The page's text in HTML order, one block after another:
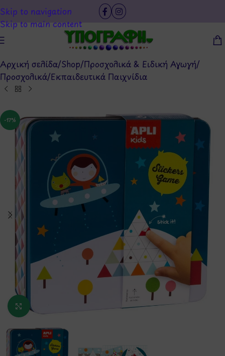
Skip to navigation
Skip to main content
Αρχική σελίδα/Shop/Προσχολικά & Ειδική Αγωγή/
Προσχολικά/Εκπαιδευτικά Παιχνίδια
-17%
Κάντε κλικ για μεγέθυνση